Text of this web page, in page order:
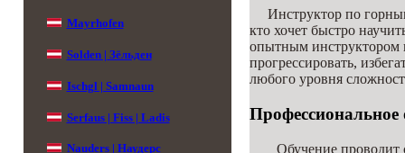
Mayrhofen
Solden | Зёльден
Ischgl | Samnaun
Serfaus | Fiss | Ladis
Nauders | Наудерс
Инструктор по
кто хочет быстро
опытным инструктором
прогрессировать,
любого уровня
Обучение